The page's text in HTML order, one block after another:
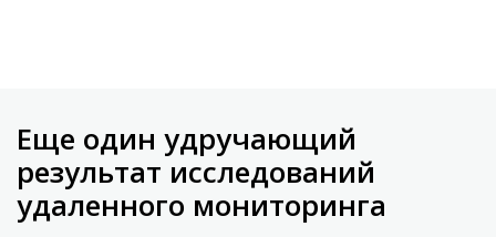
Еще один удручающий
результат исследований
удаленного мониторинга